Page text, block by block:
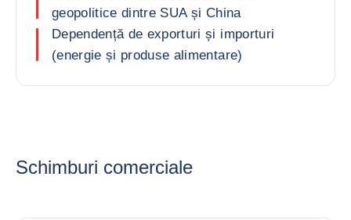
geopolitice dintre SUA și China
Dependență de exporturi și importuri
(energie și produse alimentare)
Schimburi comerciale